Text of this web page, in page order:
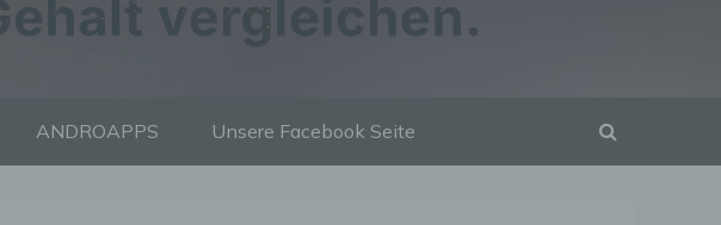
ANDROAPPS Unsere Facebook Seite